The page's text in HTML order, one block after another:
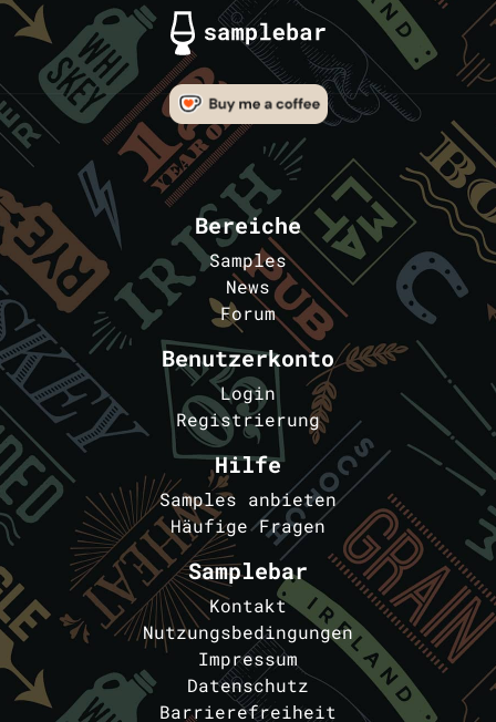
Bereiche
Samples
News
Forum
Benutzerkonto
Login
Registrierung
Hilfe
Samples anbieten
Häufige Fragen
Samplebar
Kontakt
Nutzungsbedingungen
Impressum
Datenschutz
Barrierefreiheit